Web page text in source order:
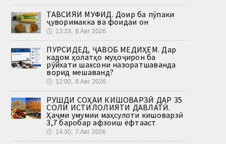
ТАВСИЯИ МУФИД. Доир ба пӯпаки
ҷуворимакка ва фоидаи он
🕔 13:33, 8.Авг 2026
ПУРСИДЕД, ҶАВОБ МЕДИҲЕМ. Дар
кадом ҳолатҳо муҳоҷирон ба
рӯйхати шахсони назоратшаванда
ворид мешаванд?
🕔 12:00, 8.Авг 2026
РУШДИ СОҲАИ КИШОВАРЗӢ ДАР 35
СОЛИ ИСТИҚЛОЛИЯТИ ДАВЛАТӢ.
Ҳаҷми умумии маҳсулоти кишоварзӣ
3,7 баробар афзоиш ёфтааст
🕔 14:30, 7.Авг 2026